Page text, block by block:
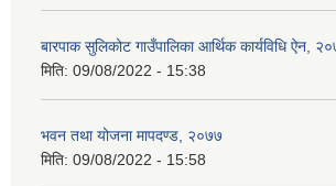
बारपाक सुलिकोट गाउँपालिका आर्थिक कार्यविधि ऐन,
मिति: 09/08/2022 - 15:38
भवन तथा योजना मापदण्ड, २०७७
मिति: 09/08/2022 - 15:58